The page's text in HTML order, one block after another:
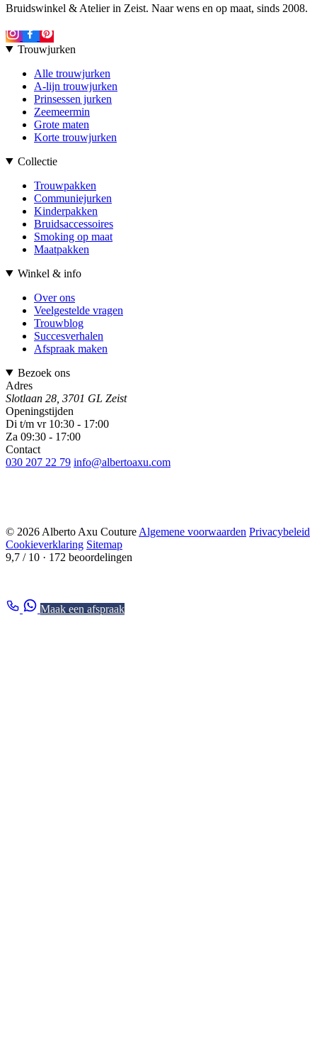
Bruidswinkel & Atelier in Zeist. Naar wens en op maat, sinds 2008.
Trouwjurken
Alle trouwjurken
A-lijn trouwjurken
Prinsessen jurken
Zeemeermin
Grote maten
Korte trouwjurken
Collectie
Trouwpakken
Communiejurken
Kinderpakken
Bruidsaccessoires
Smoking op maat
Maatpakken
Winkel & info
Over ons
Veelgestelde vragen
Trouwblog
Succesverhalen
Afspraak maken
Bezoek ons
Adres
Slotlaan 28, 3701 GL Zeist
Openingstijden
Di t/m vr 10:30 - 17:00
Za 09:30 - 17:00
Contact
030 207 22 79 info@albertoaxu.com
© 2026 Alberto Axu Couture Algemene voorwaarden Privacybeleid
Cookieverklaring Sitemap
9,7 / 10 · 172 beoordelingen
Maak een afspraak